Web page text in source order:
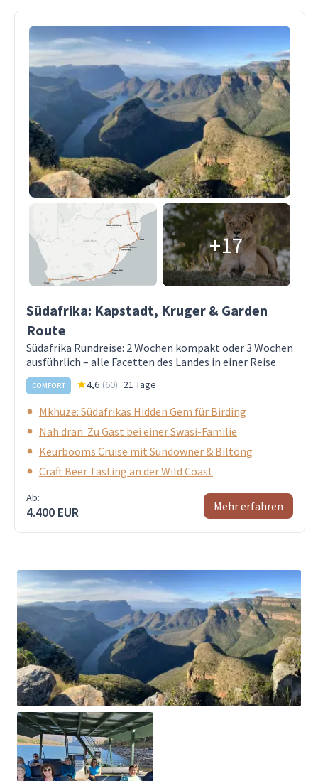
+17
Südafrika: Kapstadt, Kruger & Garden
Route
Südafrika Rundreise: 2 Wochen kompakt oder 3 Wochen
ausführlich – alle Facetten des Landes in einer Reise
COMFORT 4,6 (60) 21 Tage
Mkhuze: Südafrikas Hidden Gem für Birding
Nah dran: Zu Gast bei einer Swasi-Familie
Keurbooms Cruise mit Sundowner & Biltong
Craft Beer Tasting an der Wild Coast
Ab:
4.400 EUR Mehr erfahren